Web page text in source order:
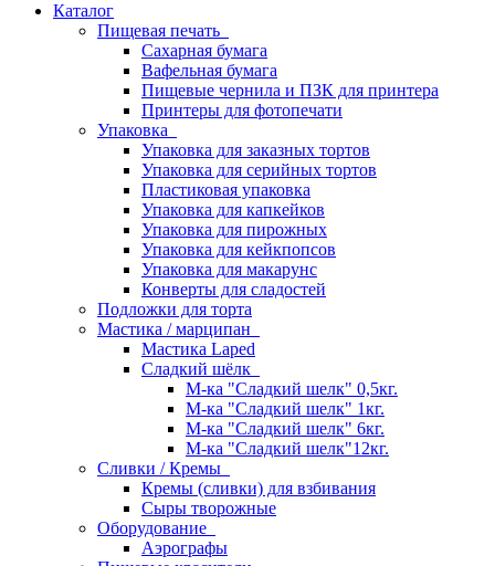
Каталог
Пищевая печать
Сахарная бумага
Вафельная бумага
Пищевые чернила и ПЗК для принтера
Принтеры для фотопечати
Упаковка
Упаковка для заказных тортов
Упаковка для серийных тортов
Пластиковая упаковка
Упаковка для капкейков
Упаковка для пирожных
Упаковка для кейкпопсов
Упаковка для макарунс
Конверты для сладостей
Подложки для торта
Мастика / марципан
Мастика Laped
Сладкий шёлк
М-ка "Сладкий шелк" 0,5кг.
М-ка "Сладкий шелк" 1кг.
М-ка "Сладкий шелк" 6кг.
М-ка "Сладкий шелк"12кг.
Сливки / Кремы
Кремы (сливки) для взбивания
Сыры творожные
Оборудование
Аэрографы